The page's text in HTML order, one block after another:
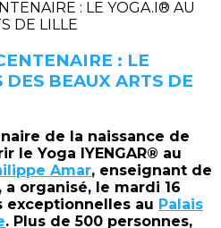
: LE
BEAUX ARTS DE
de la naissance de
le Yoga IYENGAR® au
Amar, enseignant de
a organisé, le mardi 16
exceptionnelles au Palais
. Plus de 500 personnes,